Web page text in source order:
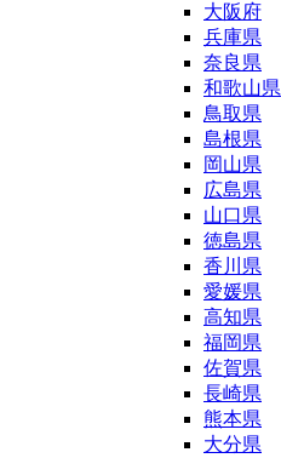
大阪府
兵庫県
奈良県
和歌山県
鳥取県
島根県
岡山県
広島県
山口県
徳島県
香川県
愛媛県
高知県
福岡県
佐賀県
長崎県
熊本県
大分県